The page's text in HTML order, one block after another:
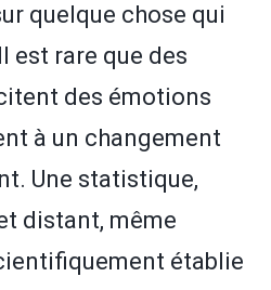
quelque chose qui
est rare que des
des émotions
à un changement
Une statistique,
distant, même
établie